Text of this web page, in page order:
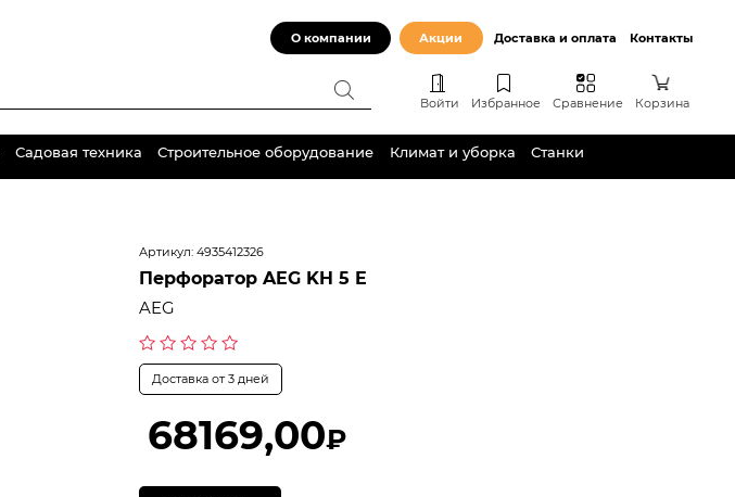
О компании Акции Доставка и оплата Контакты
Войти Избранное Сравнение Корзина
Садовая техника Строительное оборудование Климат и уборка Станки
Артикул:4935412326
Перфоратор AEG KH 5 E
AEG
Оценка
из
Доставка от 3 дней
68169,00₽